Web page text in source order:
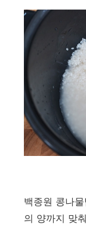
백종원 콩나
의 양까지 맞